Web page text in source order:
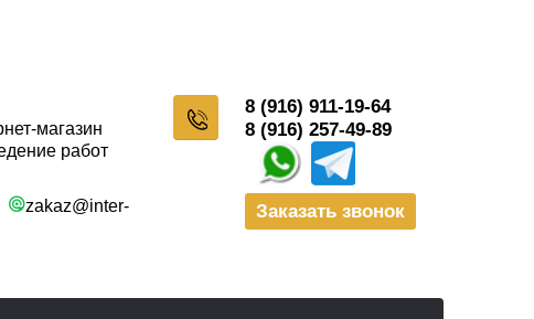
8 (916) 911-19-64
8 (916) 257-49-89
Заказать звонок
магазин
работ
zakaz@inter-